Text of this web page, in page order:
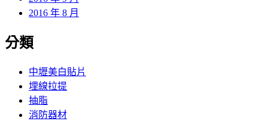
2016 年 8 月
分類
中壢美白貼片
埋線拉提
抽脂
消防器材